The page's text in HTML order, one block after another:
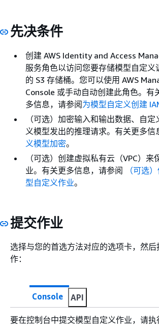
先决条件
创建 AWS Identity and Access
服务角色以访问您要存储模型自定义
的 S3 存储桶。您可以使用 AWS
Console 或手动自动创建此角色。有
多信息，请参阅为模型自定义创建
（可选）加密输入和输出数据、自
义模型发出的推理请求。有关更多信
义模型加密。
（可选）创建虚拟私有云（VPC）来
业。有关更多信息，请参阅
（可选
型自定义作业。
提交作业
选择与您的首选方法对应的选项卡，然
作：
Console API
要在控制台中提交模型自定义作业，请执